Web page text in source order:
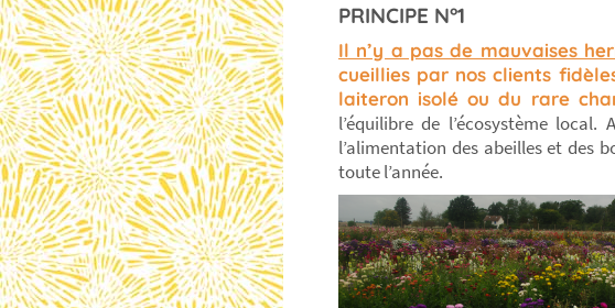
PRINCIPE N°1
Il n’y a pas de mauvaises
cueillies par nos clients
laiteron isolé ou du rare
l’équilibre de l’écosystème
l’alimentation des abeilles et des
toute l’année.